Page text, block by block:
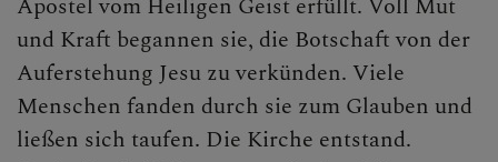
Aschermittwoch
Fastenzeit
Karwoche
und Kraft begannen sie, die Botschaft von der
Auferstehung Jesu zu verkünden. Viele
Menschen fanden durch sie zum Glauben und
ließen sich taufen. Die Kirche entstand.